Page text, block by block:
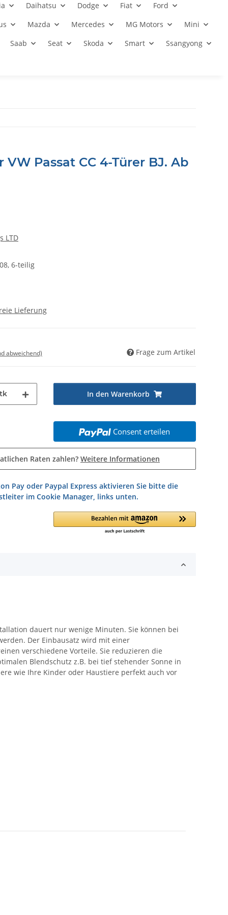
Daihatsu Dodge Fiat
Ford
Mazda Mercedes MG Motors
Mini
Saab
Seat Skoda Smart Ssangyong
Passat CC 4-Türer BJ. Ab
LTD
6-teilig
Lieferung
abweichend) Frage zum Artikel
In den Warenkorb
Consent erteilen
Raten zahlen? Weitere Informationen
Pay oder Paypal Express aktivieren Sie bitte die
im Cookie Manager, links unten.
dauert nur wenige Minuten. Sie können bei
Der Einbausatz wird mit einer
verschiedene Vorteile. Sie reduzieren die
Blendschutz z.B. bei tief stehender Sonne in
wie Ihre Kinder oder Haustiere perfekt auch vor